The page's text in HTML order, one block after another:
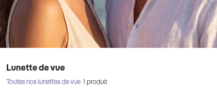
Lunette de vue
Toutes nos lunettes de vue 1 produit